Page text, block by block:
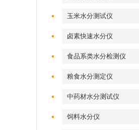
玉米水分测试仪
卤素快速水分仪
食品系类水分检测仪
粮食水分测定仪
中药材水分测试仪
饲料水分仪